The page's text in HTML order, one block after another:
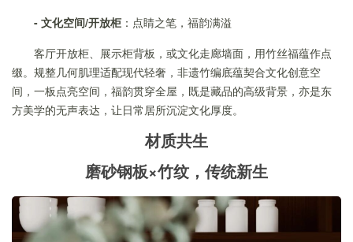
- 文化空间/开放柜 ：点睛之笔，福韵满溢
客厅开放柜、展示柜背板，或文化走廊墙面，用竹丝福蕴作点
缀。规整几何肌理适配现代轻奢，非遗竹编底蕴契合文化创意空
间，一板点亮空间，福韵贯穿全屋，既是藏品的高级背景，亦是东
方美学的无声表达，让日常居所沉淀文化厚度。
材质共生
磨砂钢板×竹纹，传统新生